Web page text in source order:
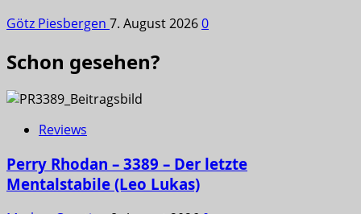
Götz Piesbergen 7. August 20260
Schon gesehen?
Reviews
Perry Rhodan – 3389 – Der letzte
Mentalstabile (Leo Lukas)